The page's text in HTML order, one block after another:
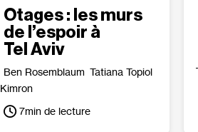
Otages : les murs
de l’espoir à
Tel Aviv
Ben Rosemblaum Tatiana Topiol
Kimron
7min de lecture